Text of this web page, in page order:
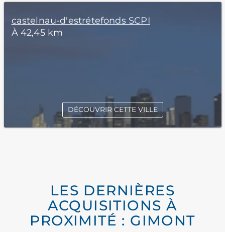
castelnau-d'estrétefonds SCPI
À 42,45 km
DÉCOUVRIR CETTE VILLE
LES DERNIÈRES
ACQUISITIONS À
PROXIMITÉ : GIMONT